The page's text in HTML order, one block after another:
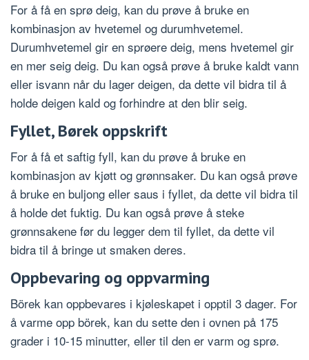
For å få en sprø deig, kan du prøve å bruke en
kombinasjon av hvetemel og durumhvetemel.
Durumhvetemel gir en sprøere deig, mens hvetemel gir
en mer seig deig. Du kan også prøve å bruke kaldt vann
eller isvann når du lager deigen, da dette vil bidra til å
holde deigen kald og forhindre at den blir seig.
Fyllet, Børek oppskrift
For å få et saftig fyll, kan du prøve å bruke en
kombinasjon av kjøtt og grønnsaker. Du kan også prøve
å bruke en buljong eller saus i fyllet, da dette vil bidra til
å holde det fuktig. Du kan også prøve å steke
grønnsakene før du legger dem til fyllet, da dette vil
bidra til å bringe ut smaken deres.
Oppbevaring og oppvarming
Börek kan oppbevares i kjøleskapet i opptil 3 dager. For
å varme opp börek, kan du sette den i ovnen på 175
grader i 10-15 minutter, eller til den er varm og sprø.